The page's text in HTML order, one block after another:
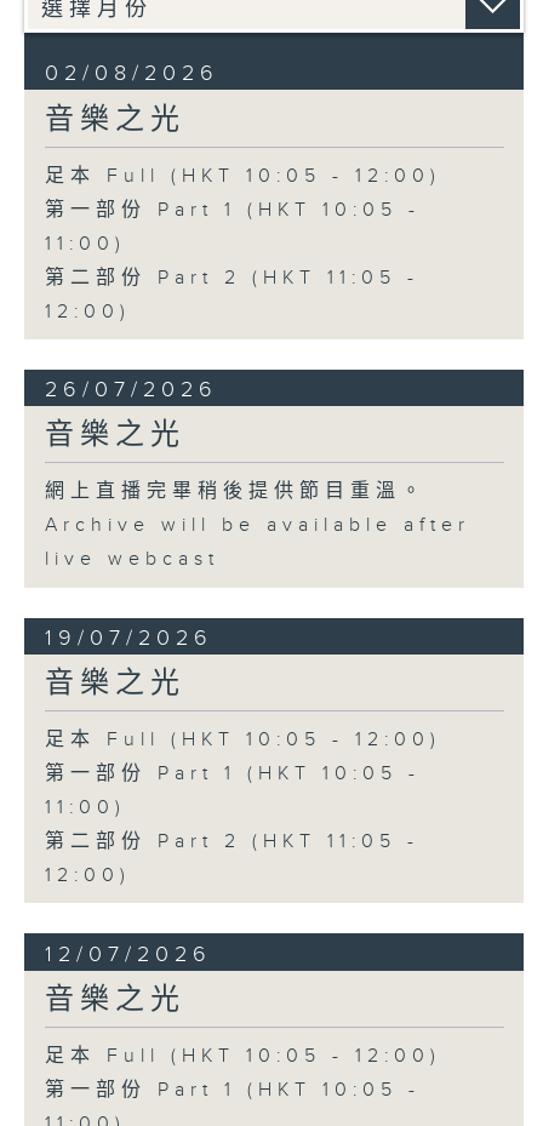
02/08/2026
音樂之光
足本 Full (HKT 10:05 - 12:00)
第一部份 Part 1 (HKT 10:05 -
11:00)
第二部份 Part 2 (HKT 11:05 -
12:00)
26/07/2026
音樂之光
網上直播完畢稍後提供節目重溫。
Archive will be available after
live webcast
19/07/2026
音樂之光
足本 Full (HKT 10:05 - 12:00)
第一部份 Part 1 (HKT 10:05 -
11:00)
第二部份 Part 2 (HKT 11:05 -
12:00)
12/07/2026
音樂之光
足本 Full (HKT 10:05 - 12:00)
第一部份 Part 1 (HKT 10:05 -